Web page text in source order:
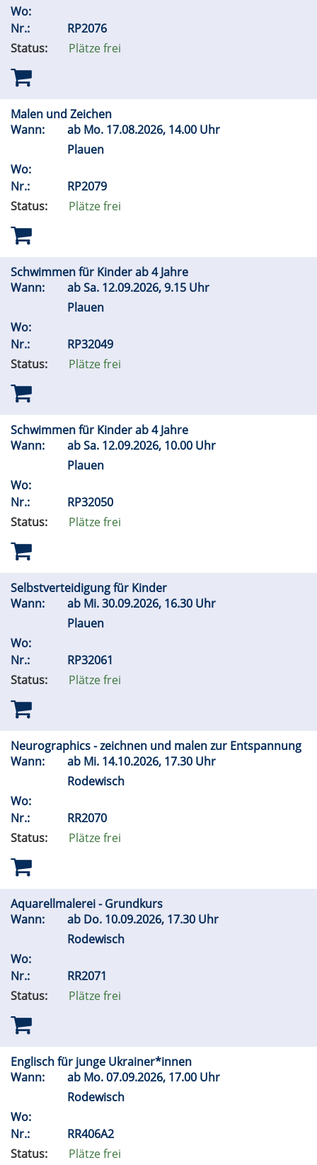
Wo:
Nr.:
RP2076
Status:
Plätze frei
Malen und Zeichen
Wann:
ab Mo. 17.08.2026, 14.00 Uhr
Plauen
Wo:
Nr.:
RP2079
Status:
Plätze frei
Schwimmen für Kinder ab 4 Jahre
Wann:
abSa. 12.09.2026, 9.15 Uhr
Plauen
Wo:
Nr.:
RP32049
Status:
Plätze frei
Schwimmen für Kinder ab 4 Jahre
Wann:
abSa. 12.09.2026, 10.00 Uhr
Plauen
Wo:
Nr.:
RP32050
Status:
Plätze frei
Selbstverteidigung für Kinder
Wann:
ab Mi.30.09.2026, 16.30 Uhr
Plauen
Wo:
Nr.:
RP32061
Status:
Plätze frei
Neurographics - zeichnen und malen zur Entspannung
Wann:
ab Mi. 14.10.2026, 17.30 Uhr
Rodewisch
Wo:
Nr.:
RR2070
Status:
Plätze frei
Aquarellmalerei - Grundkurs
Wann:
ab Do. 10.09.2026, 17.30 Uhr
Rodewisch
Wo:
Nr.:
RR2071
Status:
Plätze frei
Englisch für junge Ukrainer*innen
Wann:
ab Mo.07.09.2026, 17.00 Uhr
Rodewisch
Wo:
Nr.:
RR406A2
Status:
Plätze frei